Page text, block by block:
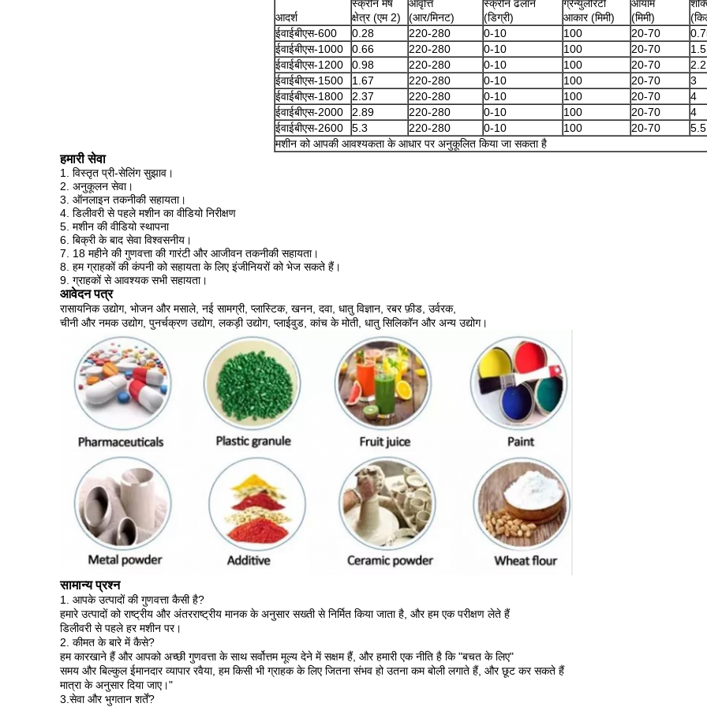
आदर्श
स्क्रीन मेष
क्षेत्र (एम 2)
आवृत्ति
(आर/मिनट)
स्क्रीन ढलान
(डिग्री)
ग्रैन्युलैरिटी
आकार (मिमी)
आयाम
(मिमी)
ईवाईबीएस-600
0.28 220-280 0-10 100 20-70
ईवाईबीएस-1000
0.66 220-280 0-10 100 20-70
1.5
ईवाईबीएस-1200
0.98 220-280 0-10 100 20-70
2.2
ईवाईबीएस-1500
1.67 220-280 0-10 100 20-70
3
ईवाईबीएस-1800
2.37 220-280 0-10 100 20-70
4
ईवाईबीएस-2000
2.89 220-280 0-10 100 20-70
4
ईवाईबीएस-2600
5.3 220-280 0-10 100 20-70
5.5
मशीन को आपकी आवश्यकता के आधार पर अनुकूलित किया जा सकता है
हमारी सेवा
1. विस्तृत प्री-सेलिंग सुझाव।
2. अनुकूलन सेवा।
3. ऑनलाइन तकनीकी सहायता।
4. डिलीवरी से पहले मशीन का वीडियो निरीक्षण
5. मशीन की वीडियो स्थापना
6. बिक्री के बाद सेवा विश्वसनीय।
7. 18 महीने की गुणवत्ता की गारंटी और आजीवन तकनीकी सहायता।
8. हम ग्राहकों की कंपनी को सहायता के लिए इंजीनियरों को भेज सकते हैं।
9. ग्राहकों से आवश्यक सभी सहायता।
आवेदन पत्र
रासायनिक उद्योग, भोजन और मसाले, नई सामग्री, प्लास्टिक, खनन, दवा, धातु विज्ञान, रबर फ़ीड, उर्वरक,
चीनी और नमक उद्योग, पुनर्चक्रण उद्योग, लकड़ी उद्योग, प्लाईवुड, कांच के मोती, धातु सिलिकॉन और अन्य उद्योग।
सामान्य प्रश्न
1. आपके उत्पादों की गुणवत्ता कैसी है?
हमारे उत्पादों को राष्ट्रीय और अंतरराष्ट्रीय मानक के अनुसार सख्ती से निर्मित किया जाता है, और हम एक परीक्षण लेते हैं
डिलीवरी से पहले हर मशीन पर।
2. कीमत के बारे में कैसे?
हम कारखाने हैं और आपको अच्छी गुणवत्ता के साथ सर्वोत्तम मूल्य देने में सक्षम हैं, और हमारी एक नीति है कि "बचत के लिए"
समय और बिल्कुल ईमानदार व्यापार रवैया, हम किसी भी ग्राहक के लिए जितना संभव हो उतना कम बोली लगाते हैं, और छूट कर सकते हैं
मात्रा के अनुसार दिया जाए।"
3.सेवा और भुगतान शर्तें?